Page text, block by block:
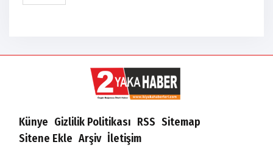
Künye Gizlilik Politikası RSS Sitemap
Sitene Ekle Arşiv İletişim